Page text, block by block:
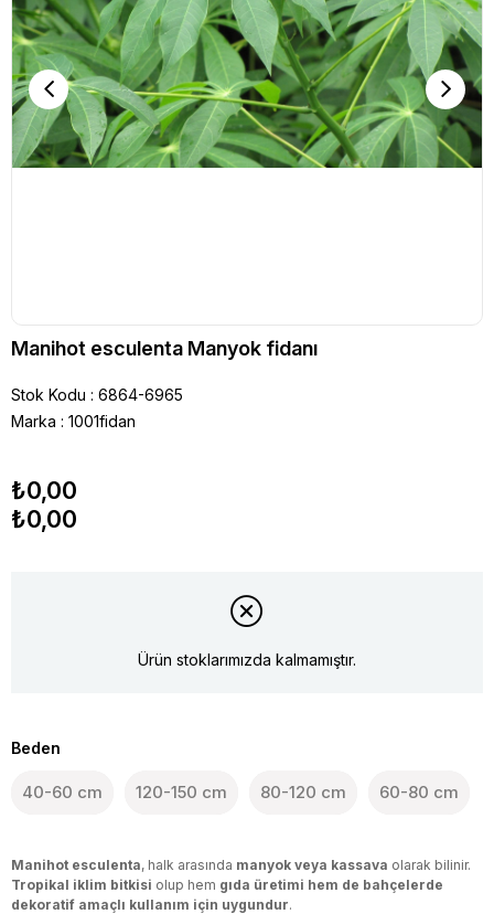
Manihot esculenta Manyok fidanı
Stok Kodu
6864-6965
Marka : 1001fidan
₺0,00
₺0,00
Ürün stoklarımızda kalmamıştır.
Beden
40-60 cm 120-150 cm 80-120 cm 60-80 cm
Manihot esculenta, halk arasında manyok veya kassava olarak bilinir.
Tropikal iklim bitkisi olup hem gıda üretimi hem de bahçelerde
dekoratif amaçlı kullanım için uygundur.